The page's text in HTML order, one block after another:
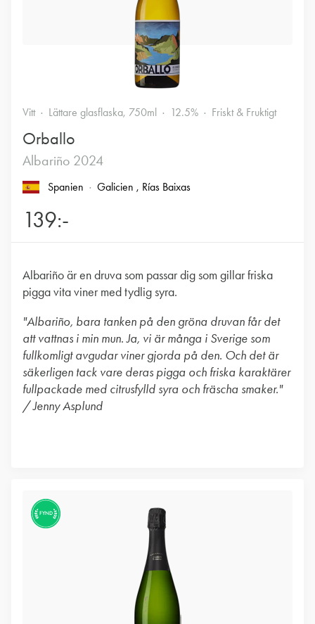
Vitt Lättare glasflaska, 750ml 12.5% Friskt & Fruktigt
Orballo
Albariño 2024
Spanien Galicien , Rías Baixas
139:-
Albariño är en druva som passar dig som gillar friska
pigga vita viner med tydlig syra.
"Albariño, bara tanken på den gröna druvan får det
att vattnas i min mun. Ja, vi är många i Sverige som
fullkomligt avgudar viner gjorda på den. Och det är
säkerligen tack vare deras pigga och friska karaktärer
fullpackade med citrusfylld syra och fräscha smaker."
/ Jenny Asplund
FYND